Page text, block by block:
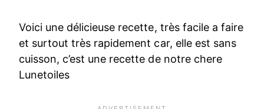
Voici une délicieuse recette, très facile a faire
et surtout très rapidement car, elle est sans
cuisson, c’est une recette de notre chere
Lunetoiles